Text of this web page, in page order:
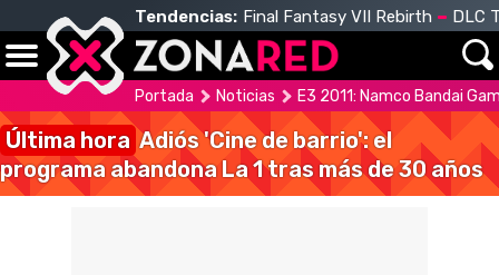
Tendencias: Final Fantasy VII Rebirth DLC
Portada Noticias E3 2011: Namco Bandai
Última hora Adiós 'Cine de barrio': el
programa abandona La 1 tras más de 30 años